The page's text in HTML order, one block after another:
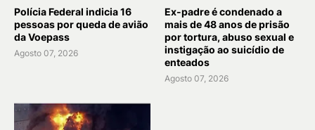
Polícia Federal indicia 16
pessoas por queda de avião
da Voepass
Agosto 07, 2026
Ex-padre é condenado a
mais de 48 anos de prisão
por tortura, abuso sexual e
instigação ao suicídio de
enteados
Agosto 07, 2026